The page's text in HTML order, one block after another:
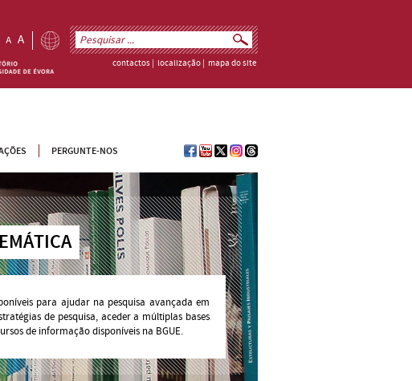
contactos localização mapa do site
PERGUNTE-NOS
para ajudar na pesquisa avançada em
de pesquisa, aceder a múltiplas bases
de informação disponíveis na BGUE.